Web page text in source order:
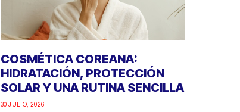
COSMÉTICA COREANA:
HIDRATACIÓN, PROTECCIÓN
SOLAR Y UNA RUTINA SENCILLA
30 JULIO, 2026